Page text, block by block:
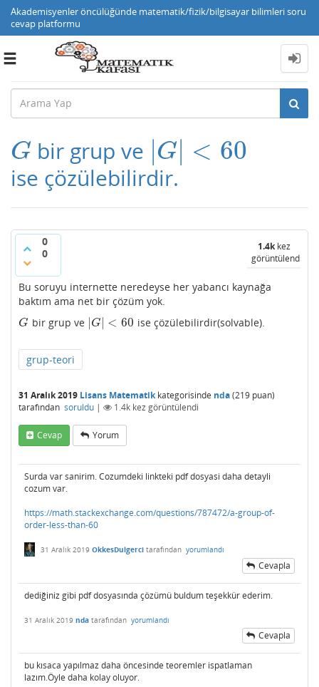
Akademisyenler öncülüğünde matematik/fizik/bilgisayar bilimleri soru
cevap platformu
Toggle
G
G bir grup ve G < 60
|G <60
ise çözülebilirdir.
0
0
1.4kkez
görüntülendi
Bu soruyu internette neredeyse her yabancı kaynağa
baktım ama net bir çözüm yok.
G
G bir grup ve G < 60
|G| <60 ise çözülebilirdir(solvable).
grup-teori
31 Aralık 2019 Lisans Matematikkategorisinde nda(219 puan)
tarafından soruldu | 1.4k kez görüntülendi
Cevap Yorum
Surda var sanirim. Cozumdeki linkteki pdf dosyasi daha detayli
cozum var.
https://math.stackexchange.com/questions/787472/a-group-of-
order-less-than-60
31 Aralık 2019 OkkesDulgerci tarafından yorumlandı
Cevapla
dediğiniz gibi pdf dosyasında çözümü buldum teşekkür ederim.
31 Aralık 2019 nda tarafından yorumlandı
Cevapla
bu kısaca yapılmaz daha öncesinde teoremler ispatlaman
lazım.Öyle daha kolay oluyor.